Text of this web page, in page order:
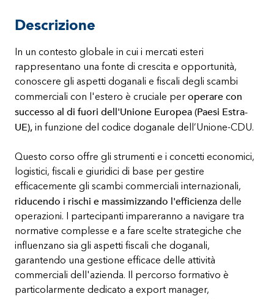
Descrizione
In un contesto globale in cui i mercati esteri
rappresentano una fonte di crescita e opportunità,
conoscere gli aspetti doganali e fiscali degli scambi
commerciali con l'estero è cruciale per operare con
successo al di fuori dell'Unione Europea (Paesi Estra-
UE), in funzione del codice doganale dell’Unione-CDU.
Questo corso offre gli strumenti e i concetti economici,
logistici, fiscali e giuridici di base per gestire
efficacemente gli scambi commerciali internazionali,
riducendo i rischi e massimizzando l'efficienza delle
operazioni. I partecipanti impareranno a navigare tra
normative complesse e a fare scelte strategiche che
influenzano sia gli aspetti fiscali che doganali,
garantendo una gestione efficace delle attività
commerciali dell'azienda. Il percorso formativo è
particolarmente dedicato a export manager,